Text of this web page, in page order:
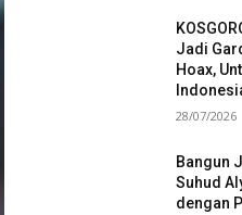
Jadi
Hoax,
28/07/2026
Bangun
Suhud
dengan